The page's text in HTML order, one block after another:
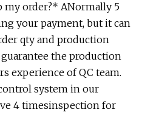
my order?* ANormally 5
your payment, but it can
qty and production
the production
experience of QC team.
system in our
4 timesinspection for